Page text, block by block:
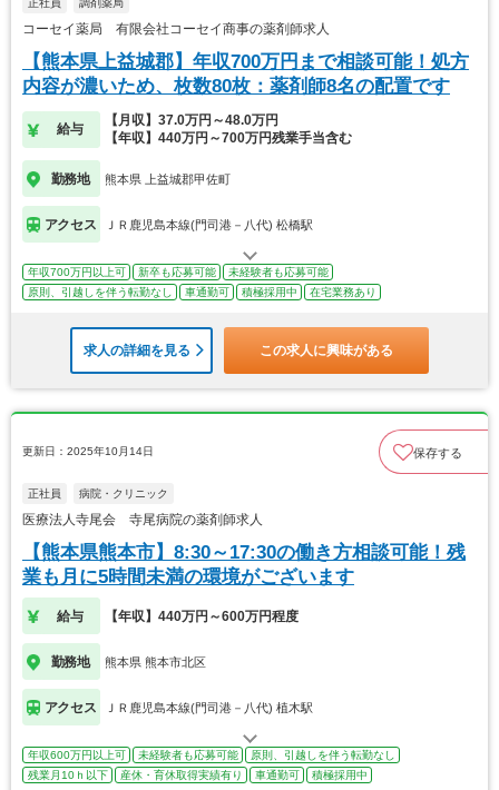
正社員 調剤薬局
コーセイ薬局 有限会社コーセイ商事の薬剤師求人
【熊本県上益城郡】年収700万円まで相談可能！処方
内容が濃いため、枚数80枚：薬剤師8名の配置です
給与
【月収】37.0万円～48.0万円
【年収】440万円～700万円残業手当含む
勤務地 熊本県 上益城郡甲佐町
アクセス ＪＲ鹿児島本線(門司港－八代) 松橋駅
年収700万円以上可 新卒も応募可能
未経験者も応募可能
原則、引越しを伴う転勤なし
車通勤可 積極採用中 在宅業務あり
求人の詳細を見る この求人に興味がある
更新日：2025年10月14日 保存する
正社員 病院・クリニック
医療法人寺尾会 寺尾病院の薬剤師求人
【熊本県熊本市】8:30～17:30の働き方相談可能！残
業も月に5時間未満の環境がございます
給与 【年収】440万円～600万円程度
勤務地 熊本県 熊本市北区
アクセス ＪＲ鹿児島本線(門司港－八代) 植木駅
年収600万円以上可 未経験者も応募可能
原則、引越しを伴う転勤なし
残業月10ｈ以下
産休・育休取得実績有り 車通勤可 積極採用中